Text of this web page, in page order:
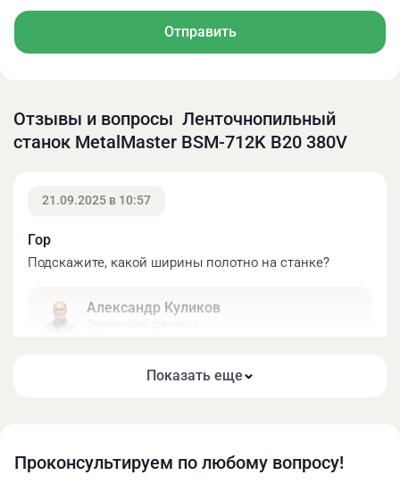
регулируется с помощью вентиля, расположенного
Легкость подъема рамы обеспечена за счет
Отправить
Отзывы и вопросы Ленточнопильный
станок MetalMaster BSM-712K B20 380V
21.09.2025 в 10:57
Гор
Подскажите, какой ширины полотно на станке?
Александр Куликов
составляет 20 мм.Показать еще
Проконсультируем по любому вопросу!